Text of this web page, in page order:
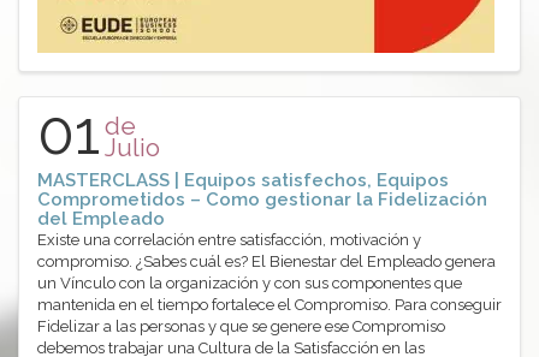
01 de
Julio
MASTERCLASS | Equipos satisfechos, Equipos
Comprometidos – Como gestionar la Fidelización
del Empleado
Existe una correlación entre satisfacción, motivación y
compromiso. ¿Sabes cuál es? El Bienestar del Empleado genera
un Vínculo con la organización y con sus componentes que
mantenida en el tiempo fortalece el Compromiso. Para conseguir
Fidelizar a las personas y que se genere ese Compromiso
debemos trabajar una Cultura de la Satisfacción en las